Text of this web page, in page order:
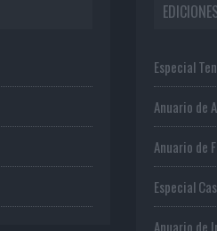
Especial
Anuario de
Anuario de
Especial
Anuario de